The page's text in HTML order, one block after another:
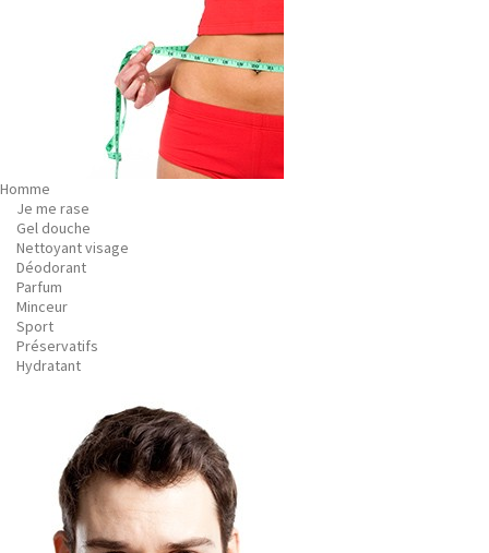
Homme
Je me rase
Gel douche
Nettoyant visage
Déodorant
Parfum
Minceur
Sport
Préservatifs
Hydratant